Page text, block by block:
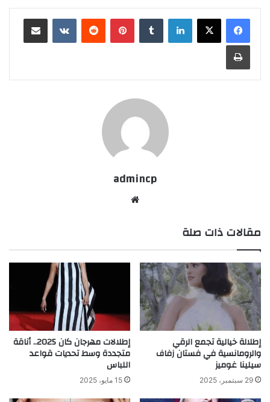
لينكدإن بينتيريست
admincp
مقالات ذات صلة
إطلالة خيالية تجمع الرقي
والرومانسية في فستان زفاف
سيلينا غوميز
29 سبتمبر، 2025
إطلالات مهرجان كان 2025.. أناقة
متجددة وسط تحديات قواعد
اللباس
15 مايو، 2025